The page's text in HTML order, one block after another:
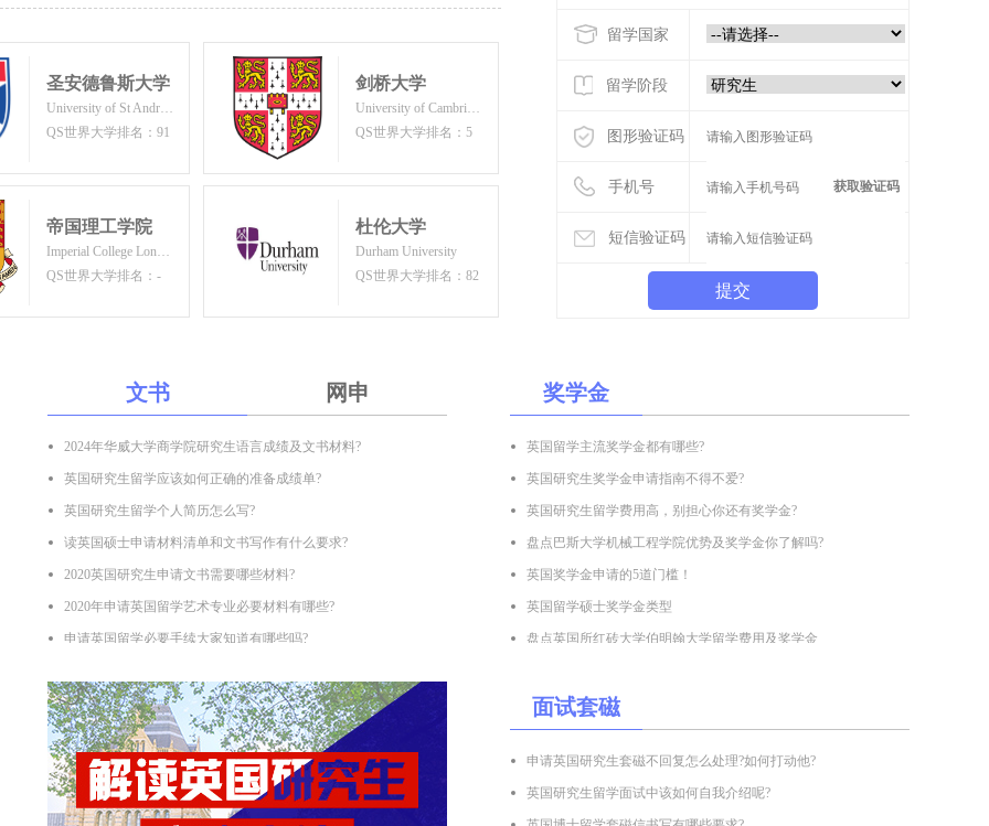
圣安德鲁斯大学
University of St Andrews
QS世界大学排名：91
剑桥大学
University of Cambridge
QS世界大学排名：5
帝国理工学院
Imperial College London
QS世界大学排名：-
杜伦大学
Durham University
QS世界大学排名：82
留学国家
留学阶段
图形验证码
手机号 获取验证码
短信验证码
提交
文书 网申
2024年华威大学商学院研究生语言成绩及文书材料?
英国研究生留学应该如何正确的准备成绩单?
英国研究生留学个人简历怎么写?
读英国硕士申请材料清单和文书写作有什么要求?
2020英国研究生申请文书需要哪些材料?
2020年申请英国留学艺术专业必要材料有哪些?
申请英国留学必要手续大家知道有哪些吗?
奖学金
英国留学主流奖学金都有哪些?
英国研究生奖学金申请指南不得不爱?
英国研究生留学费用高，别担心你还有奖学金?
盘点巴斯大学机械工程学院优势及奖学金你了解吗?
英国奖学金申请的5道门槛！
英国留学硕士奖学金类型
盘点英国所红砖大学伯明翰大学留学费用及奖学金
面试套磁
申请英国研究生套磁不回复怎么处理?如何打动他?
英国研究生留学面试中该如何自我介绍呢?